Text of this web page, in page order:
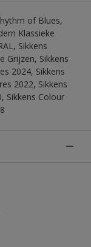
of Blues,
Klassieke
Sikkens
Grijzen, Sikkens
2024, Sikkens
2022, Sikkens
Sikkens Colour